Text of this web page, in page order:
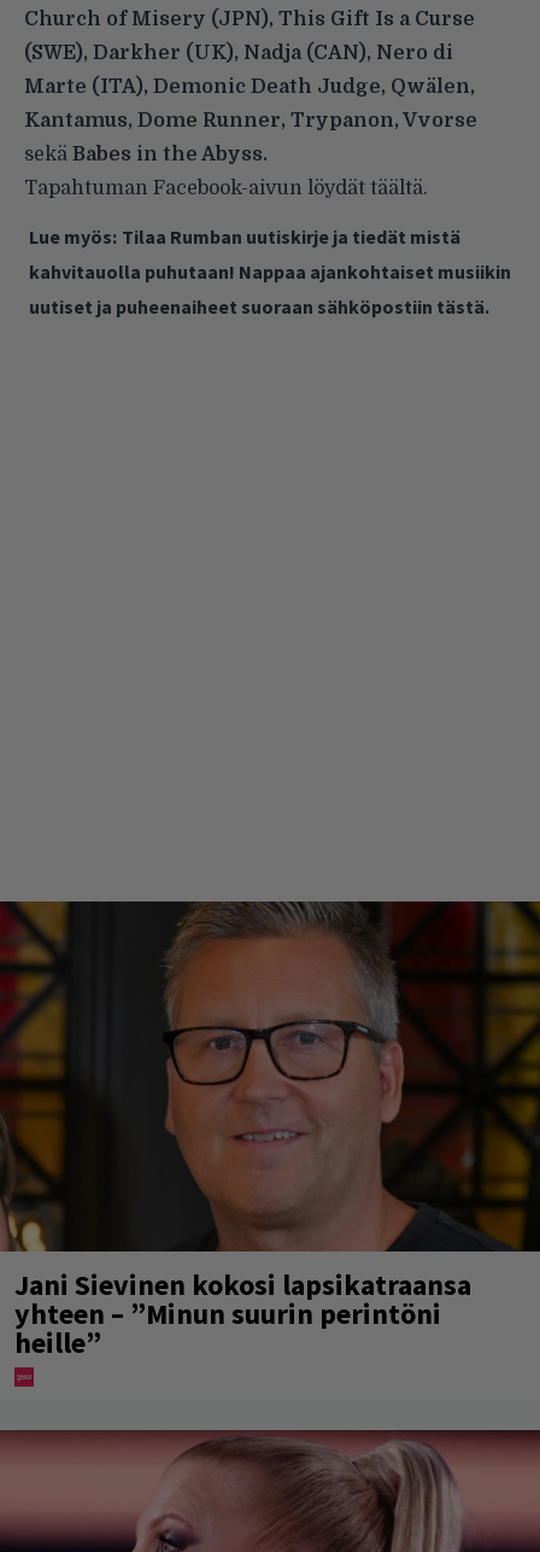
Church of Misery (JPN), This Gift Is a Curse
(SWE), Darkher (UK), Nadja (CAN), Nero di
Marte (ITA), Demonic Death Judge, Qwälen,
Kantamus, Dome Runner, Trypanon, Vvorse
sekä Babes in the Abyss.
Tapahtuman Facebook-aivun löydät täältä.
Lue myös: Tilaa Rumban uutiskirje ja tiedät mistä
kahvitauolla puhutaan! Nappaa ajankohtaiset musiikin
uutiset ja puheenaiheet suoraan sähköpostiin tästä.
Jani Sievinen kokosi lapsikatraansa
yhteen – ”Minun suurin perintöni
heille”